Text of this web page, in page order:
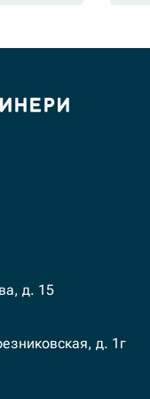
д. 15
д. 1г